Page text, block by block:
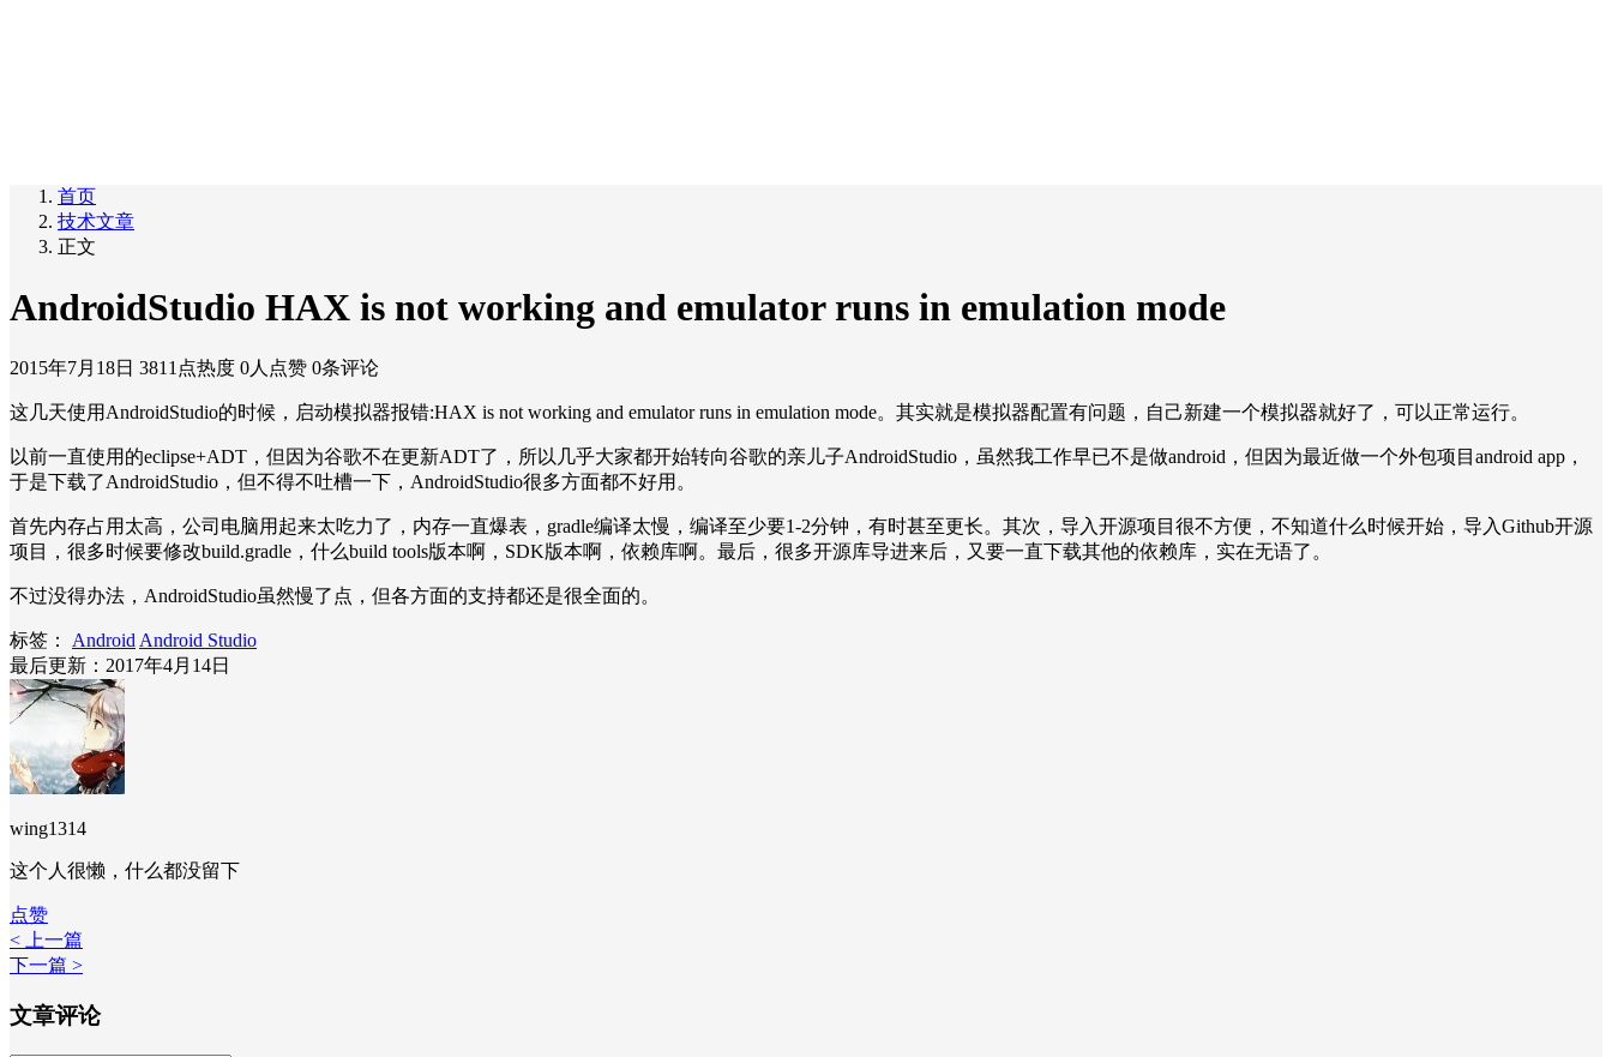
首页
技术文章
正文
AndroidStudio HAX is not working and emulator runs in emulation mode
2015年7月18日 3811点热度 0人点赞 0条评论
这几天使用AndroidStudio的时候，启动模拟器报错:HAX is not working and emulator runs in emulation mode。其实就是模拟器配置有问题，自己新建一个模拟器就好了，可以正常运行。
以前一直使用的eclipse+ADT，但因为谷歌不在更新ADT了，所以几乎大家都开始转向谷歌的亲儿子AndroidStudio，虽然我工作早已不是做android，但因为最近做一个外包项目android app，
于是下载了AndroidStudio，但不得不吐槽一下，AndroidStudio很多方面都不好用。
首先内存占用太高，公司电脑用起来太吃力了，内存一直爆表，gradle编译太慢，编译至少要1-2分钟，有时甚至更长。其次，导入开源项目很不方便，不知道什么时候开始，导入Github开源
项目，很多时候要修改build.gradle，什么build tools版本啊，SDK版本啊，依赖库啊。最后，很多开源库导进来后，又要一直下载其他的依赖库，实在无语了。
不过没得办法，AndroidStudio虽然慢了点，但各方面的支持都还是很全面的。
标签： Android Android Studio
最后更新：2017年4月14日
wing1314
这个人很懒，什么都没留下
点赞
< 上一篇
下一篇 >
文章评论